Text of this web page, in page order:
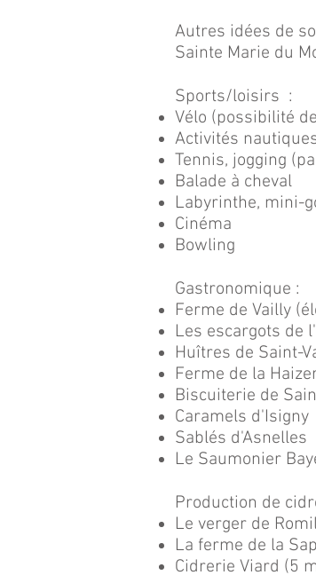
Autres idées de
Sainte Marie du
Sports/loisirs :
Vélo (possibilité
Activités
Tennis, jogging
Balade à cheval
Labyrinthe, mini-
Cinéma
Bowling
Gastronomique :
Ferme de Vailly
Les escargots de
Huîtres de Saint-
Ferme de la
Biscuiterie de
Caramels d'Isigny
Sablés d'Asnelles
Le Saumonier
Production de
Le verger de
La ferme de la
Cidrerie Viard (5